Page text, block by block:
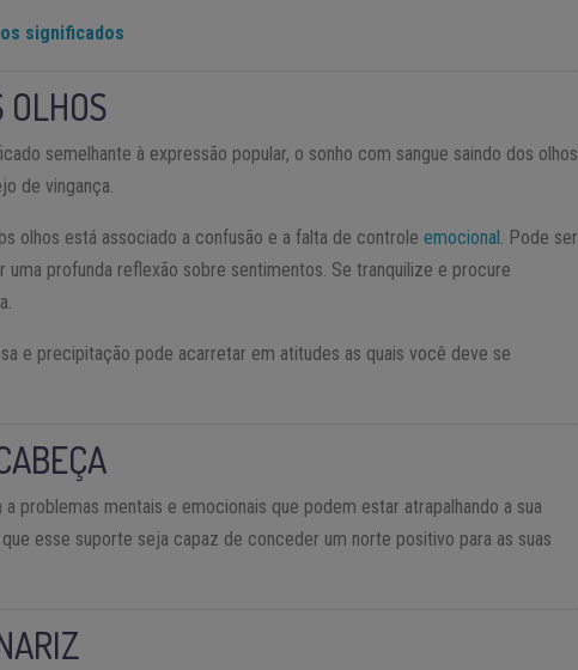
significados
OLHOS
semelhante à expressão popular, o sonho com sangue saindo dos olhos
de vingança.
olhos está associado a confusão e a falta de controleemocional . Pode ser
profunda reflexão sobre sentimentos. Se tranquilize e procure
e precipitação pode acarretar em atitudes as quais você deve se
problemas mentais e emocionais que podem estar atrapalhando a sua
esse suporte seja capaz de conceder um norte positivo para as suas